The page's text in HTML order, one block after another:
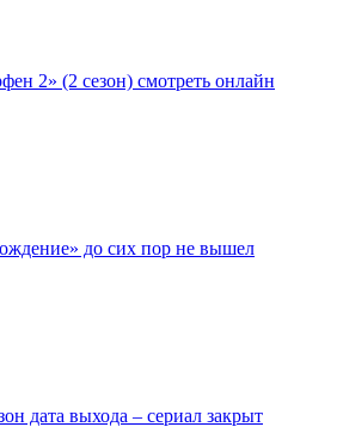
2» (2 сезон) смотреть онлайн
до сих пор не вышел
дата выхода – сериал закрыт